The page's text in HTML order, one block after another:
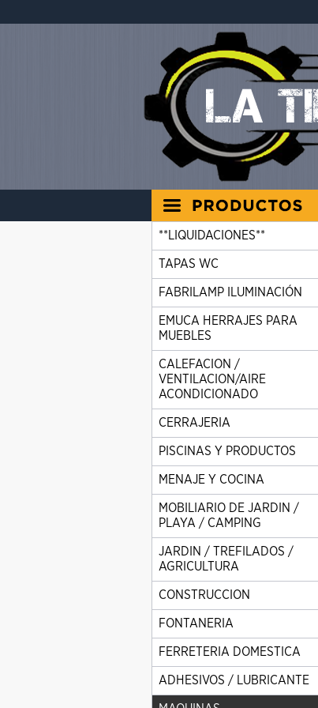
**LIQUIDACIONES**
TAPAS WC
FABRILAMP ILUMINACIÓN
EMUCA HERRAJES PARA
MUEBLES
CALEFACION /
VENTILACION/AIRE
ACONDICIONADO
CERRAJERIA
PISCINAS Y PRODUCTOS
MENAJE Y COCINA
MOBILIARIO DE JARDIN /
PLAYA / CAMPING
JARDIN / TREFILADOS /
AGRICULTURA
CONSTRUCCION
FONTANERIA
FERRETERIA DOMESTICA
ADHESIVOS / LUBRICANTE